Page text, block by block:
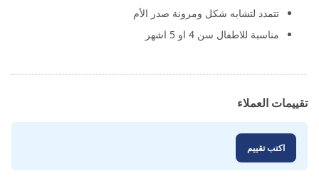
تتمدد لتشابه شكل ومرونة صدر الأم
مناسبة للاطفال سن 4 او 5 اشهر
تقييمات العملاء
اكتب تقييم